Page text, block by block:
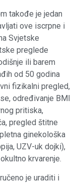
takođe je jedan
ove iscrpne i
Svjetske
preglede
ili barem
od 50 godina
fizikalni pregled,
određivanje BMI
pritiska,
pregled štitne
ginekološka
UZV-uk dojki),
krvarenje.
je uraditi i